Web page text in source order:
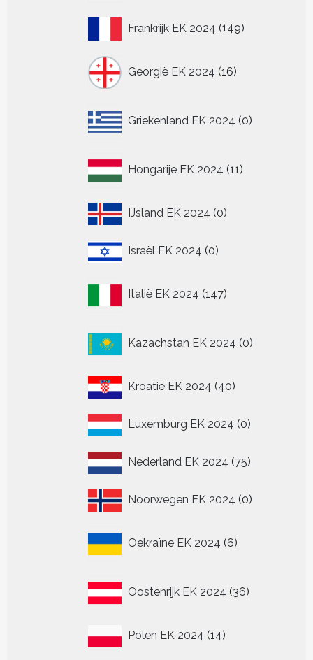
Frankrijk EK 2024 149149
Georgië EK 2024 16
producten
Griekenland EK 2024 0
producten
Hongarije EK 2024 11
producten
IJsland EK 2024 00
Israël EK 2024 00
Italië EK 2024 147
producten
Kazachstan EK 2024 0
producten
Kroatië EK 2024 4040
Luxemburg EK 2024 00
Nederland EK 2024 7575
Noorwegen EK 2024 00
Oekraïne EK 2024 6
producten
Oostenrijk EK 2024 36
producten
Polen EK 2024 1414